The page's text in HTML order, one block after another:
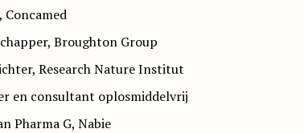
Concamed
Broughton Group
Research Nature Institut
en consultant oplosmiddelvrij
Pharma G, Nabie